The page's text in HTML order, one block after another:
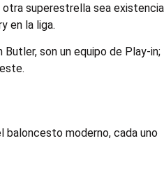
otra superestrella sea
en la liga.
Butler, son un equipo de Play-in;
baloncesto moderno, cada uno